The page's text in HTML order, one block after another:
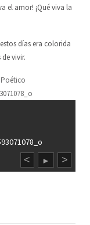
el amor! ¡Qué viva la
días era colorida
vivir.
< ► >